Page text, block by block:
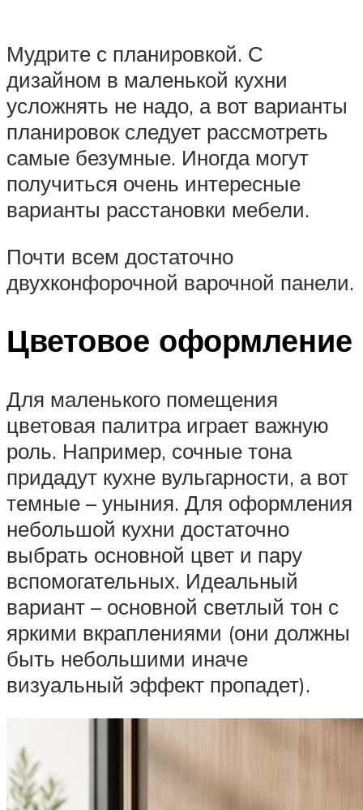
Мудрите с планировкой. С
дизайном в маленькой кухни
усложнять не надо, а вот варианты
планировок следует рассмотреть
самые безумные. Иногда могут
получиться очень интересные
варианты расстановки мебели.
Почти всем достаточно
двухконфорочной варочной панели.
Цветовое оформление
Для маленького помещения
цветовая палитра играет важную
роль. Например, сочные тона
придадут кухне вульгарности, а вот
темные – уныния. Для оформления
небольшой кухни достаточно
выбрать основной цвет и пару
вспомогательных. Идеальный
вариант – основной светлый тон с
яркими вкраплениями (они должны
быть небольшими иначе
визуальный эффект пропадет).